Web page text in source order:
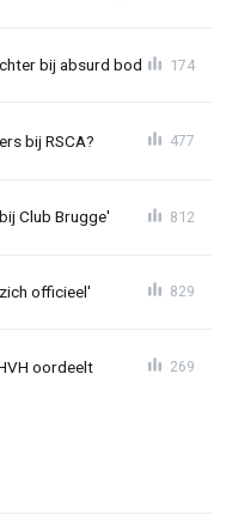
bij absurd bod 174
bij RSCA? 477
Club Brugge' 812
officieel' 829
oordeelt 269